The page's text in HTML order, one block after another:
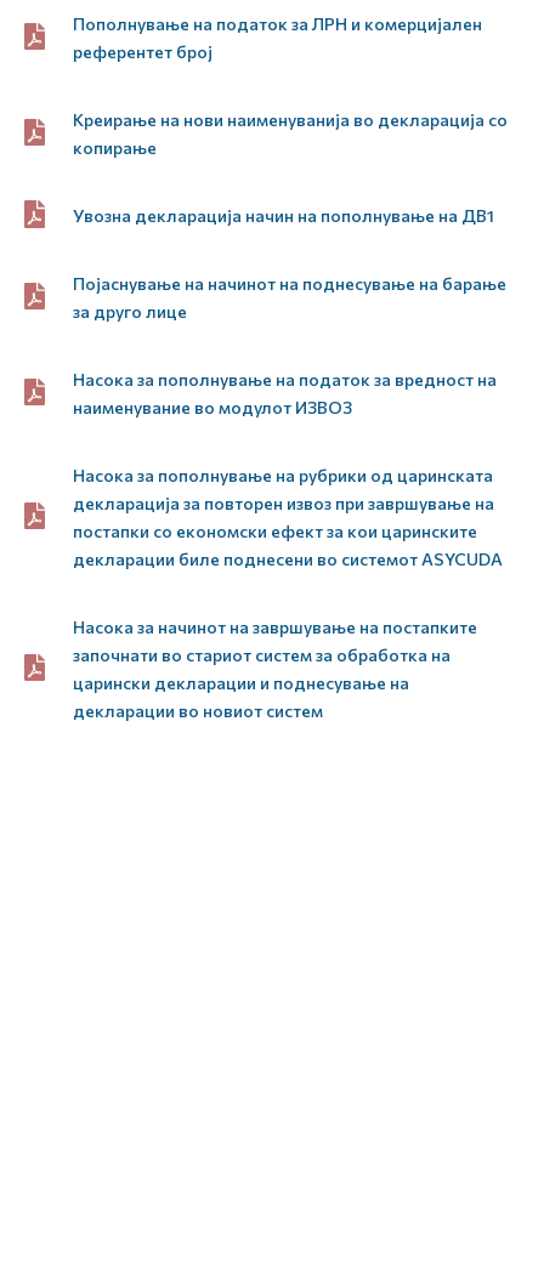
Пополнување на податок за ЛРН и комерцијален
референтет број
Креирање на нови наименуванија во декларација со
копирање
Увозна декларација начин на пополнување на ДВ1
Појаснување на начинот на поднесување на барање
за друго лице
Насока за пополнување на податок за вредност на
наименувание во модулот ИЗВОЗ
Насока за пополнување на рубрики од царинската
декларација за повторен извоз при завршување на
постапки со економски ефект за кои царинските
декларации биле поднесени во системот ASYCUDA
Насока за начинот на завршување на постапките
започнати во стариот систем за обработка на
царински декларации и поднесување на
декларации во новиот систем